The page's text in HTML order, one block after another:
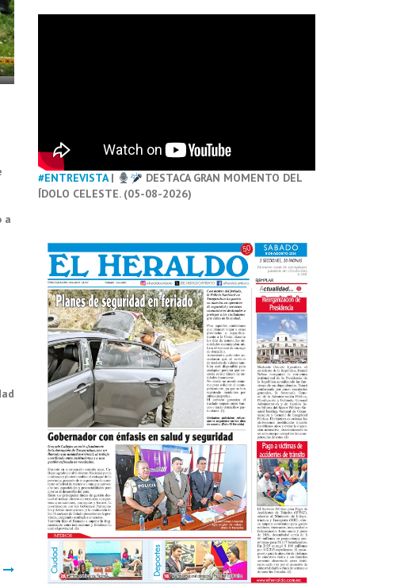
a
#ENTREVISTA|
DESTACA GRAN MOMENTO DEL
ÍDOLO CELESTE. (05-08-2026)